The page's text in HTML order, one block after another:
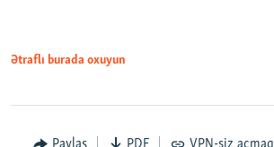
Ətraflı burada oxuyun